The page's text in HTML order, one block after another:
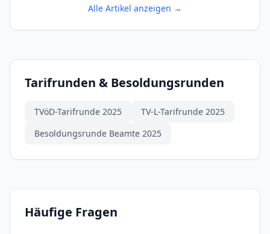
Alle Artikel anzeigen →
Tarifrunden & Besoldungsrunden
TVöD-Tarifrunde 2025
TV-L-Tarifrunde 2025
Besoldungsrunde Beamte 2025
Häufige Fragen